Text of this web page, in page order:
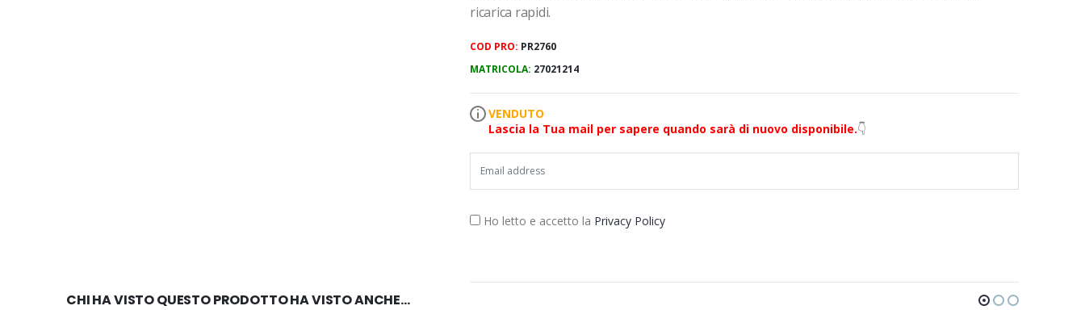
ricarica rapidi.
COD PRO: PR2760
MATRICOLA: 27021214
VENDUTO
Lascia la Tua mail per sapere quando sarà di nuovo disponibile.👇
Ho letto e accetto la Privacy Policy
CHI HA VISTO QUESTO PRODOTTO HA VISTO ANCHE...